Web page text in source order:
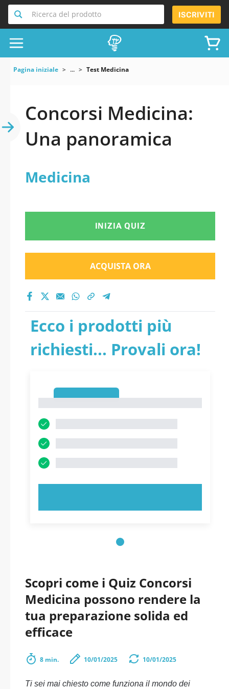
Ricerca del prodotto ISCRIVITI
Pagina iniziale ... Test Medicina
Concorsi Medicina:
Una panoramica
Medicina
INIZIA QUIZ
ACQUISTA ORA
Ecco i prodotti più
richiesti... Provali ora!
Scopri come i Quiz Concorsi
Medicina possono rendere la
tua preparazione solida ed
efficace
8 min. 10/01/2025 10/01/2025
Ti sei mai chiesto come funziona il mondo dei